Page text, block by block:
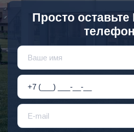
Просто